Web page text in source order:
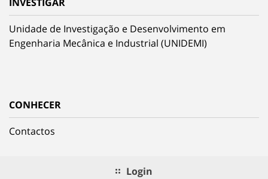
Unidade de Investigação e Desenvolvimento em
Engenharia Mecânica e Industrial (UNIDEMI)
CONHECER
Contactos
Login